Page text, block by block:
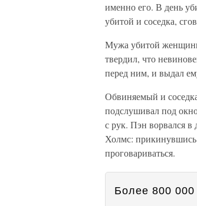
именно его. В день
убитой и соседка,
Мужа убитой женщины
твердил, что
перед ним, и выдал
Обвиняемый и
подслушивал под
с рук. Пэн ворвался
Холмс: прикинувшись
проговариваться.
Более 800 000